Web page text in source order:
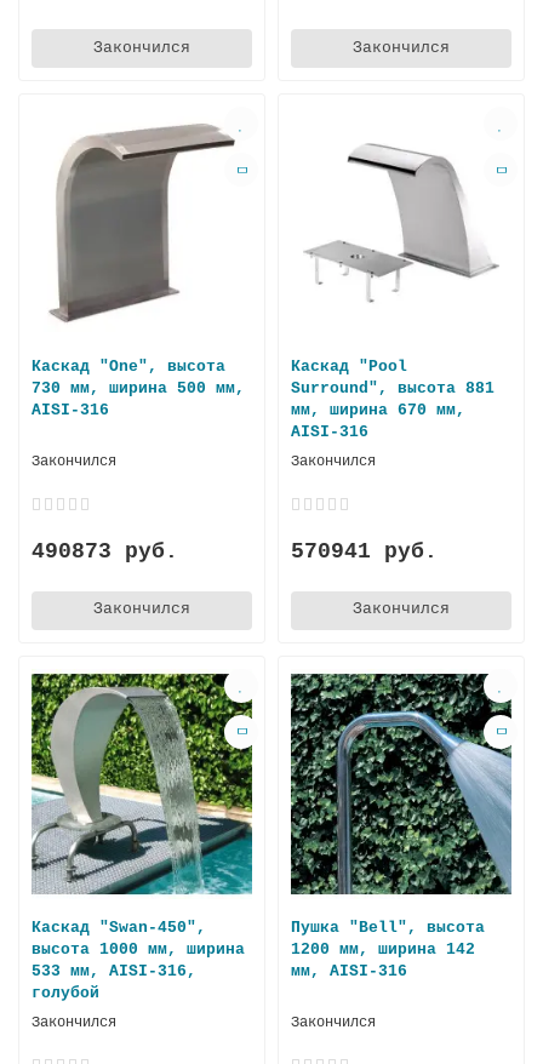
Закончился Закончился
Каскад "One", высота
730 мм, ширина 500 мм,
AISI-316
Закончился
490873 руб.
Закончился
Каскад "Pool
Surround", высота 881
мм, ширина 670 мм,
AISI-316
Закончился
570941 руб.
Закончился
Каскад "Swan-450",
высота 1000 мм, ширина
533 мм, AISI-316,
голубой
Закончился
Пушка "Bell", высота
1200 мм, ширина 142
мм, AISI-316
Закончился